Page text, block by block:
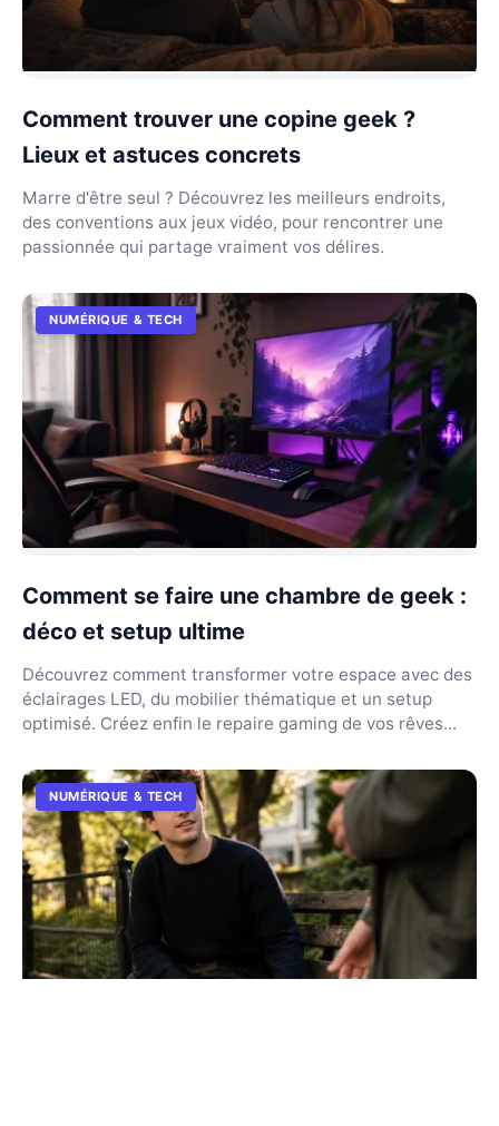
Comment trouver une copine geek ?
Lieux et astuces concrets
Marre d'être seul ? Découvrez les meilleurs endroits,
des conventions aux jeux vidéo, pour rencontrer une
passionnée qui partage vraiment vos délires.
NUMÉRIQUE & TECH
Comment se faire une chambre de geek :
déco et setup ultime
Découvrez comment transformer votre espace avec des
éclairages LED, du mobilier thématique et un setup
optimisé. Créez enfin le repaire gaming de vos rêves...
NUMÉRIQUE & TECH